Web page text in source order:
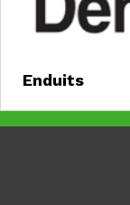
Enduits